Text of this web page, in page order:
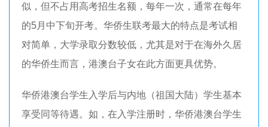
似，但不占用高考招生名额，每年一次，通常在每年
的5月中下旬开考。华侨生联考最大的特点是考试相
对简单，大学录取分数较低，尤其是对于在海外久居
的华侨生而言，港澳台子女在此方面更具优势。
华侨港澳台学生入学后与内地（祖国大陆）学生基本
享受同等待遇。如，在入学注册时，华侨港澳台学生